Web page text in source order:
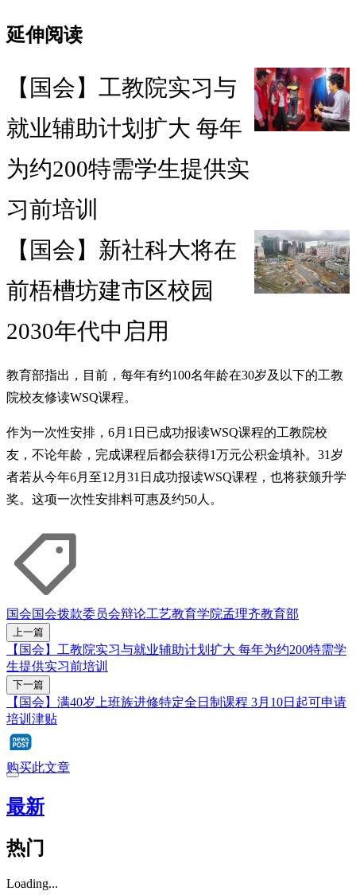
延伸阅读
【国会】工教院实习与
就业辅助计划扩大 每年
为约200特需学生提供实
习前培训
【国会】新社科大将在
前梧槽坊建市区校园
2030年代中启用
教育部指出，目前，每年有约100名年龄在30岁及以下的工教
院校友修读WSQ课程。
作为一次性安排，6月1日已成功报读WSQ课程的工教院校
友，不论年龄，完成课程后都会获得1万元公积金填补。31岁
者若从今年6月至12月31日成功报读WSQ课程，也将获颁升学
奖。这项一次性安排料可惠及约50人。
国会国会拨款委员会辩论工艺教育学院孟理齐教育部
上一篇
【国会】工教院实习与就业辅助计划扩大 每年为约200特需学
生提供实习前培训
下一篇
【国会】满40岁上班族进修特定全日制课程 3月10日起可申请
培训津贴
购买此文章
最新
热门
Loading...